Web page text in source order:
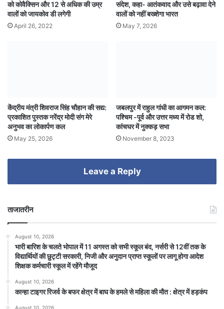
को कोवैक्सिन और 12 से अधिक की उम्र
वालों को जायकोव डी लगेगी
April 26, 2022
संदेश, कहा- आतंकवाद और उसे बढ़ावा देने
वालों को नहीं बख्शेगा भारत
May 7, 2026
केंद्रीय मंत्री शिवराज सिंह चौहान की सद्य:
प्रकाशित पुस्तक नरेंद्र मोदी संग मेरे
अनुभव का लोकार्पण कल
May 25, 2026
जबलपुर में राहुल गांधी का आगमन कल:
पश्चिम -पूर्व और उत्तर मध्य में रोड शो,
कांचघर में नुक्कड़ सभा
November 8, 2023
Leave a Reply
ताजातरीन
August 10, 2026
भारी बारिश के चलते भोपाल में 11 अगस्त को सभी स्कूल बंद, नर्सरी से 12वीं तक के
विद्यार्थियों की छुट्टी सरकारी, निजी और अनुदान प्राप्त स्कूलों पर लागू होगा आदेश
शिक्षक कर्मचारी स्कूल में रहेंगे मौजूद
August 10, 2026
कान्हा टाइगर रिजर्व के बफर क्षेत्र में बाघ के हमले से महिला की मौत : क्षेत्र में हड़कंप
August 10, 2026